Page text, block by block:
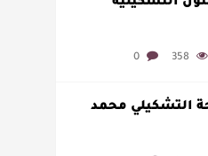
358
0
التشكيلي محمد